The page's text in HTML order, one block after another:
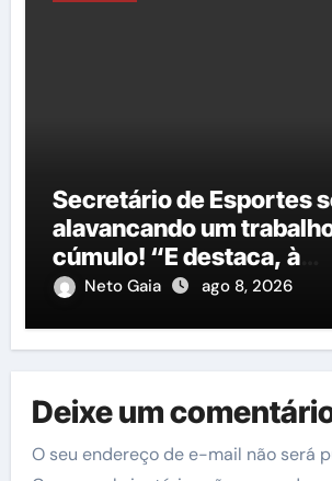
Secretário de Esportes
alavancando um
cúmulo! “E destaca, à
importância do governo
Neto Gaia ago 8, 2026
Deixe um
O seu endereço de e-mail não será